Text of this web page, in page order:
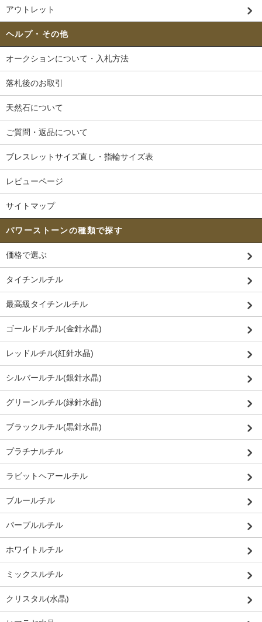
アウトレット
ヘルプ・その他
オークションについて・入札方法
落札後のお取引
天然石について
ご質問・返品について
ブレスレットサイズ直し・指輪サイズ表
レビューページ
サイトマップ
パワーストーンの種類で探す
価格で選ぶ
タイチンルチル
最高級タイチンルチル
ゴールドルチル(金針水晶)
レッドルチル(紅針水晶)
シルバールチル(銀針水晶)
グリーンルチル(緑針水晶)
ブラックルチル(黒針水晶)
プラチナルチル
ラビットヘアールチル
ブルールチル
パープルルチル
ホワイトルチル
ミックスルチル
クリスタル(水晶)